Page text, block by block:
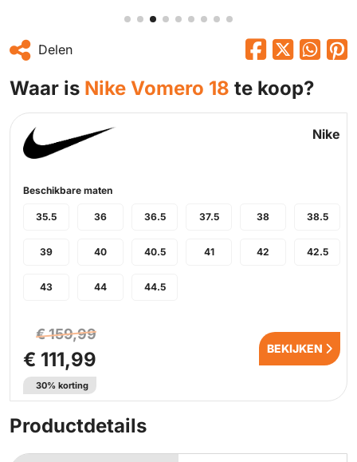
Delen
Waar is Nike Vomero 18 te koop?
Nike
Beschikbare maten
35.5 36 36.5 37.5 38 38.5
39 40 40.5 41 42 42.5
43 44 44.5
€ 159,99
€ 111,99
30% korting
BEKIJKEN
Productdetails